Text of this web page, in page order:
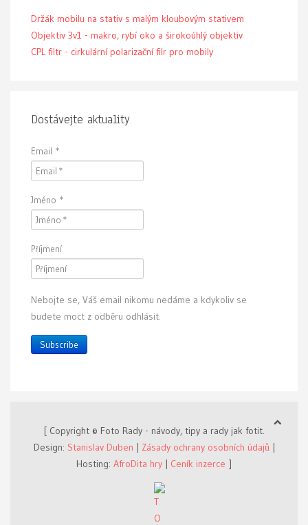
Držák mobilu na stativ s malým kloubovým stativem
Objektiv 3v1 - makro, rybí oko a širokoúhlý objektiv
CPL filtr - cirkulární polarizační filr pro mobily
Dostávejte aktuality
Email *
Jméno *
Příjmení
Nebojte se, Váš email nikomu nedáme a kdykoliv se
budete moct z odběru odhlásit.
Subscribe
[ Copyright © Foto Rady - návody, tipy a rady jak fotit.
Design: Stanislav Duben | Zásady ochrany osobních údajů|
Hosting: AfroDita hry | Ceník inzerce ]